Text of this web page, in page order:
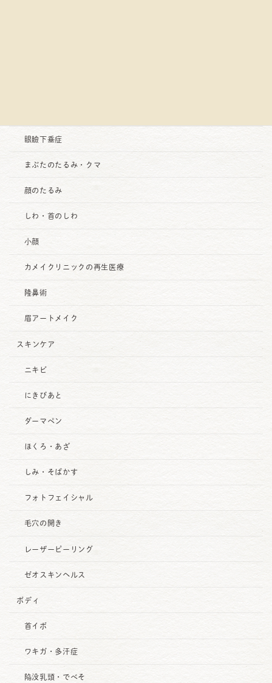
眼瞼下垂症
まぶたのたるみ・クマ
顔のたるみ
しわ・首のしわ
小顔
カメイクリニックの再生医療
隆鼻術
眉アートメイク
スキンケア
ニキビ
にきびあと
ダーマペン
ほくろ・あざ
しみ・そばかす
フォトフェイシャル
毛穴の開き
レーザーピーリング
ゼオスキンヘルス
ボディ
首イボ
ワキガ・多汗症
陥没乳頭・でべそ